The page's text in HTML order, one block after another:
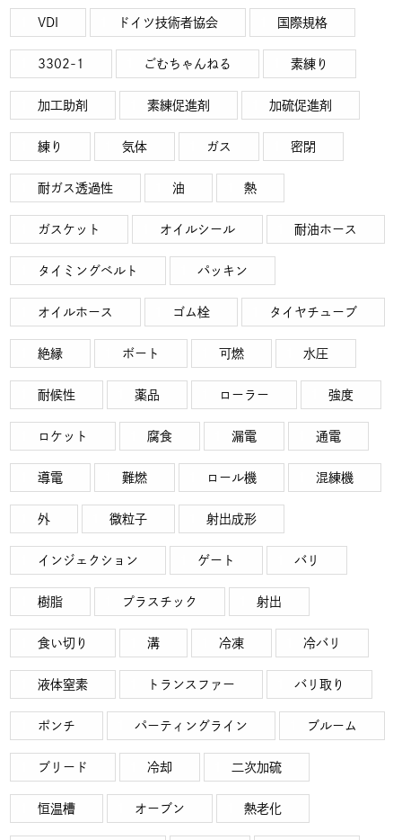
VDI ドイツ技術者協会 国際規格
3302-1 ごむちゃんねる 素練り
加工助剤 素練促進剤 加硫促進剤
練り 気体 ガス 密閉
耐ガス透過性 油 熱
ガスケット オイルシール 耐油ホース
タイミングベルト パッキン
オイルホース ゴム栓 タイヤチューブ
絶縁 ボート 可燃 水圧
耐候性 薬品 ローラー 強度
ロケット 腐食 漏電 通電
導電 難燃 ロール機 混練機
外 微粒子 射出成形
インジェクション ゲート バリ
樹脂 プラスチック 射出
食い切り 溝 冷凍 冷バリ
液体窒素 トランスファー バリ取り
ポンチ パーティングライン ブルーム
ブリード 冷却 二次加硫
恒温槽 オーブン 熱老化